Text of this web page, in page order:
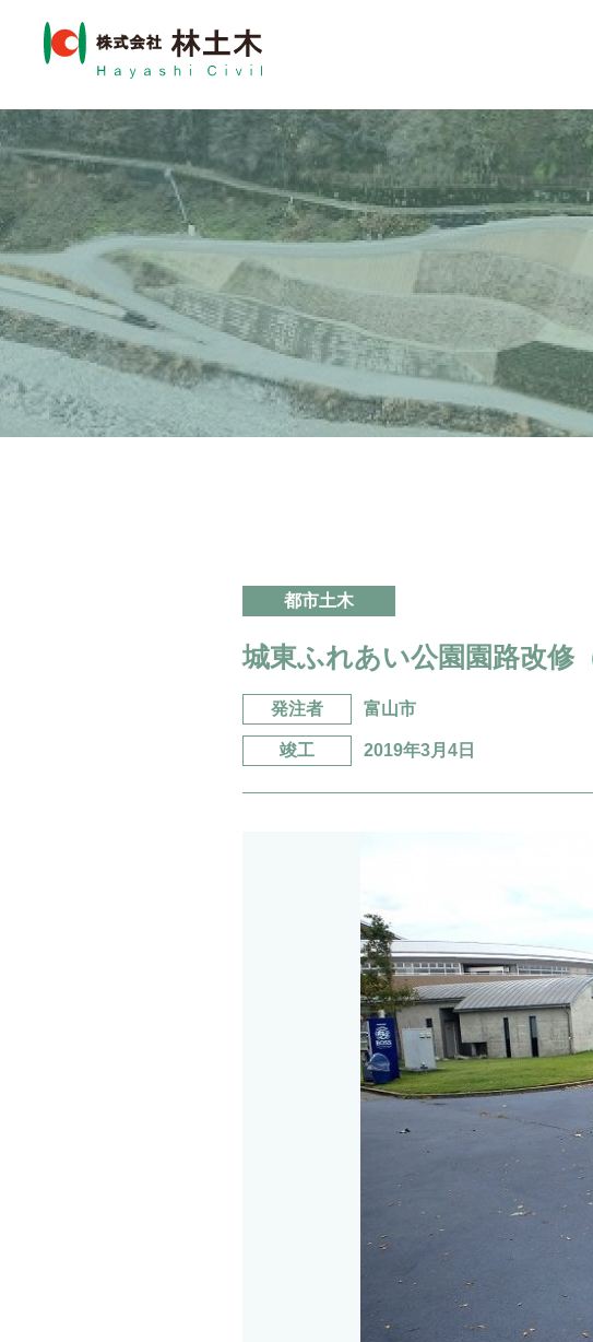
都市土木
城東ふれあい公園園路改修
発注者 富山市
竣工 2019年3月4日